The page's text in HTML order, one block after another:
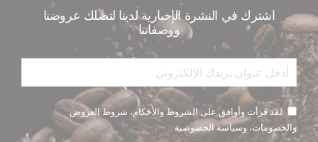
اشترك في النشرة الإخبارية لدينا لتصلك عروضنا
ووصفاتنا
لقد قرأت وأوافق على الشروط والأحكام، شروط العروض
والخصومات، وسياسة الخصوصية